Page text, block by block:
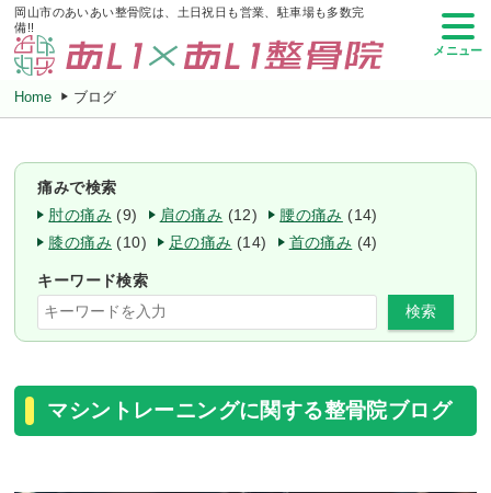
岡山市のあいあい整骨院は、土日祝日も営業、駐車場も多数完
備!!
メニュー
Home ブログ
痛みで検索
肘の痛み (9) 肩の痛み (12) 腰の痛み (14)
膝の痛み (10) 足の痛み (14) 首の痛み (4)
キーワード検索
検索
マシントレーニングに関する整骨院ブログ